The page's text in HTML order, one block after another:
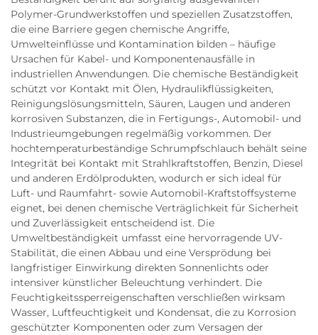
Polymer-Grundwerkstoffen und speziellen Zusatzstoffen,
die eine Barriere gegen chemische Angriffe,
Umwelteinflüsse und Kontamination bilden – häufige
Ursachen für Kabel- und Komponentenausfälle in
industriellen Anwendungen. Die chemische Beständigkeit
schützt vor Kontakt mit Ölen, Hydraulikflüssigkeiten,
Reinigungslösungsmitteln, Säuren, Laugen und anderen
korrosiven Substanzen, die in Fertigungs-, Automobil- und
Industrieumgebungen regelmäßig vorkommen. Der
hochtemperaturbeständige Schrumpfschlauch behält seine
Integrität bei Kontakt mit Strahlkraftstoffen, Benzin, Diesel
und anderen Erdölprodukten, wodurch er sich ideal für
Luft- und Raumfahrt- sowie Automobil-Kraftstoffsysteme
eignet, bei denen chemische Verträglichkeit für Sicherheit
und Zuverlässigkeit entscheidend ist. Die
Umweltbeständigkeit umfasst eine hervorragende UV-
Stabilität, die einen Abbau und eine Versprödung bei
langfristiger Einwirkung direkten Sonnenlichts oder
intensiver künstlicher Beleuchtung verhindert. Die
Feuchtigkeitssperreigenschaften verschließen wirksam
Wasser, Luftfeuchtigkeit und Kondensat, die zu Korrosion
geschützter Komponenten oder zum Versagen der